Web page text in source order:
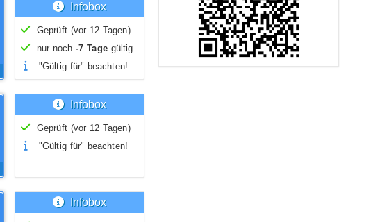
Infobox
Geprüft (vor 12 Tagen)
nur noch-7 Tagegültig
"Gültig für" beachten!
Infobox
Geprüft (vor 12 Tagen)
"Gültig für" beachten!
Infobox